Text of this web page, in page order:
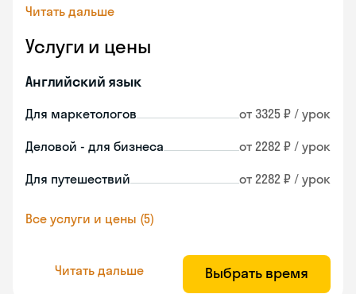
Читать дальше
Услуги и цены
Английский язык
Для маркетологов от 3325 ₽ / урок
Деловой - для бизнеса от 2282 ₽ / урок
Для путешествий от 2282 ₽ / урок
Все услуги и цены (5)
Читать дальше Выбрать время